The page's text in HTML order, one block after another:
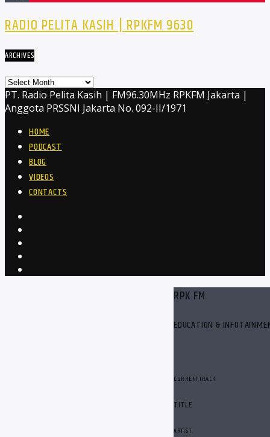
RADIO PELITA KASIH | RPKFM 9630
ARCHIVES
Archives
PT. Radio Pelita Kasih | FM96.30MHz RPKFM Jakarta |
Anggota PRSSNI Jakarta No. 092-II/1971
HOME
PODCAST
BLOG
VIDEOS
CONTACTS
RPK FM
EDUCATION &
CURRENT TRACK
TITLE
ARTIST